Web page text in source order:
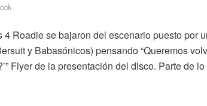
4 Roadie se bajaron del escenario puesto por
y Babasónicos) pensando “Queremos
Flyer de la presentación del disco. Parte de